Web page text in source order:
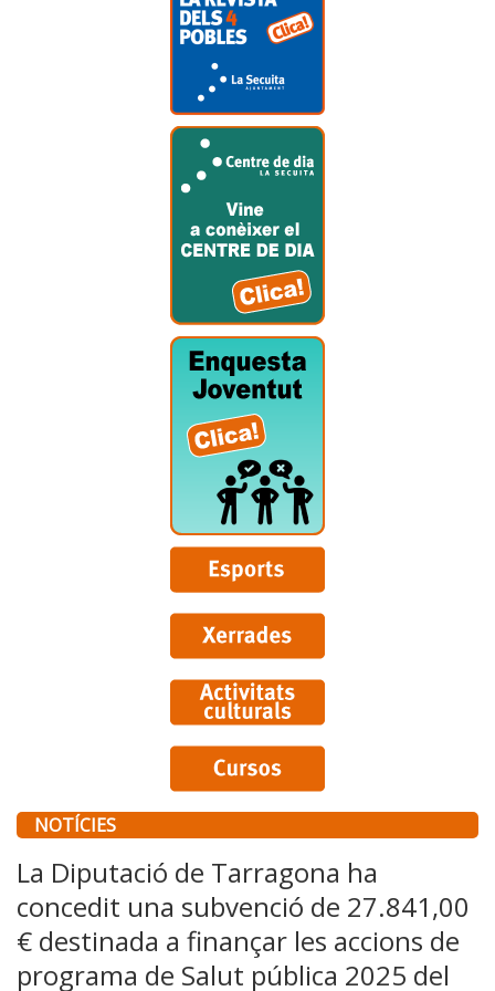
NOTÍCIES
La Diputació de Tarragona ha
concedit una subvenció de 27.841,00
€ destinada a finançar les accions de
programa de Salut pública 2025 del